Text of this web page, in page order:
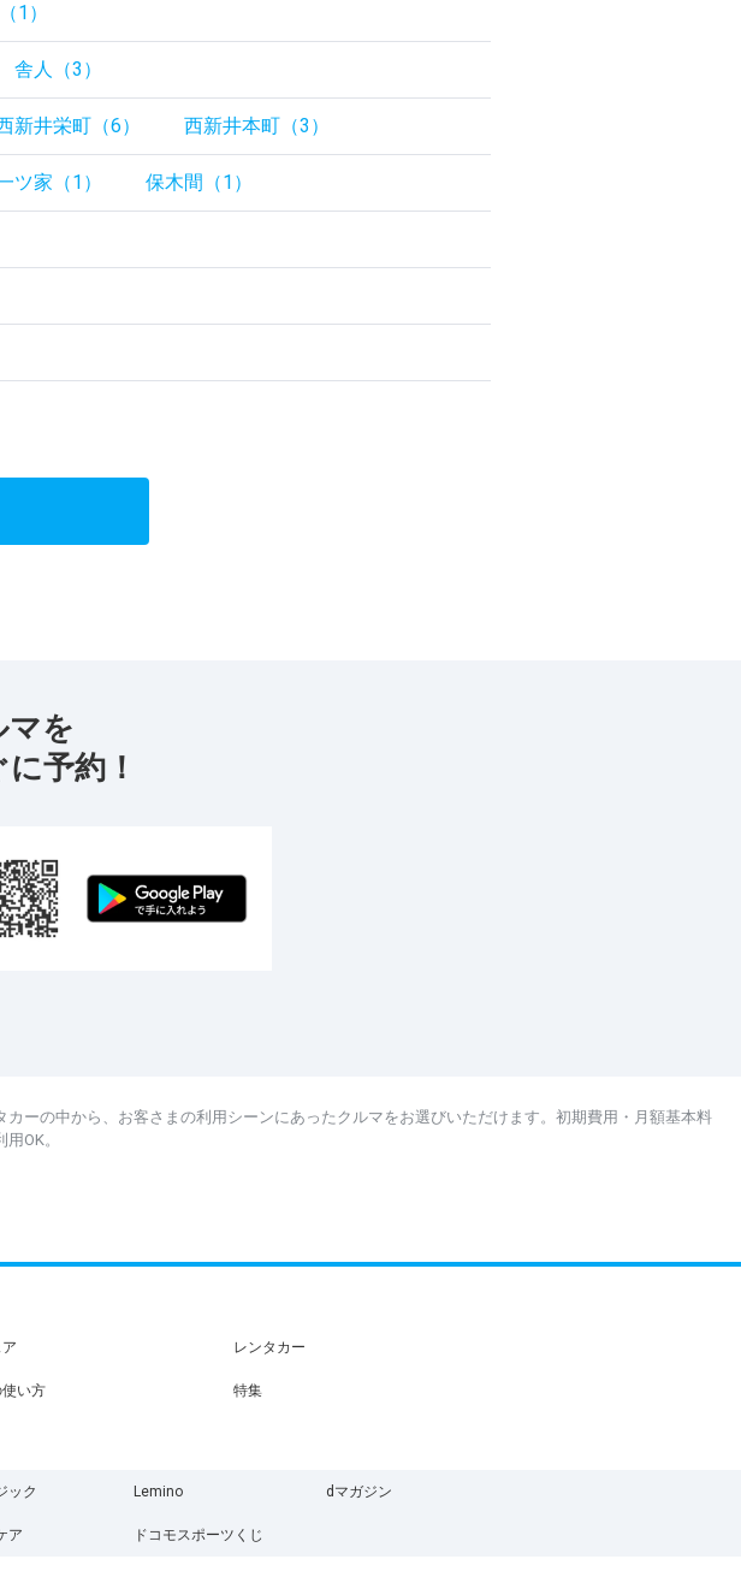
1）
舎人（3）
新井栄町（6） 西新井本町（3）
ツ家（1） 保木間（1）
マを
予約！
カーの中から、お客さまの利用シーンにあったクルマをお選びいただけます。初期費用・月額基本料
OK。
レンタカー
い方 特集
ック Lemino dマガジン
ア ドコモスポーツくじ